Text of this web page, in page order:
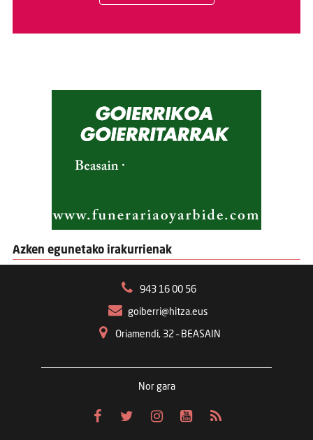
Azken egunetako irakurrienak
943 16 00 56
goiberri@hitza.eus
Oriamendi, 32 – BEASAIN
Nor gara